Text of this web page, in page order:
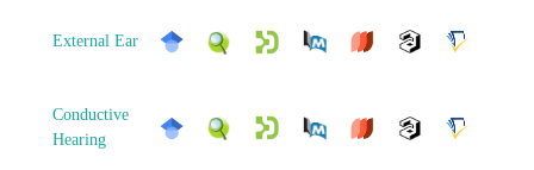
External Ear
Conductive
Hearing